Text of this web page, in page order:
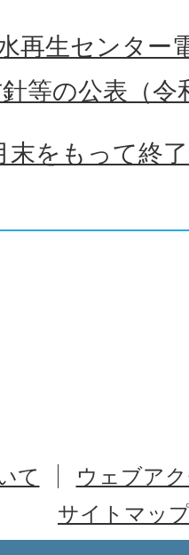
再生センター
等の公表（令
末をもって終
て
ウェブア
サイトマッ